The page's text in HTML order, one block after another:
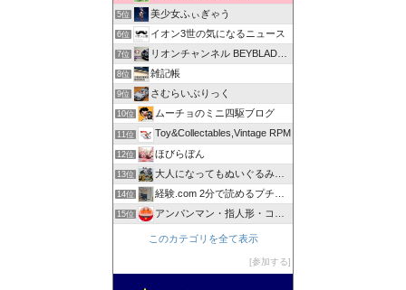
5位 美少女ふぃぎゃう
6位 イオン3世の気になるニュース
7位 リオンチャンネル BEYBLADE X
8位 雑記帳
9位 さむらいぶりっく
10位 ムーチョのミニ四駆ブログ
11位 Toy&Collectables,Vintage RPM
12位 ほびらぼん
13位 大人になってもぬいぐるみが好きブログ
14位 経験.com 2分で読めるプチブログ。色々な経験ネタ集です！
15位 アンパンマン・指人形・コレクション
このカテゴリを全て表示
参加する